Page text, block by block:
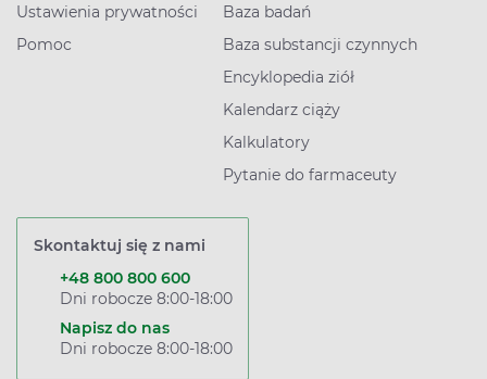
Ustawienia prywatności
Pomoc
Baza badań
Baza substancji czynnych
Encyklopedia ziół
Kalendarz ciąży
Kalkulatory
Pytanie do farmaceuty
Skontaktuj się z nami
+48 800 800 600
Dni robocze 8:00-18:00
Napisz do nas
Dni robocze 8:00-18:00